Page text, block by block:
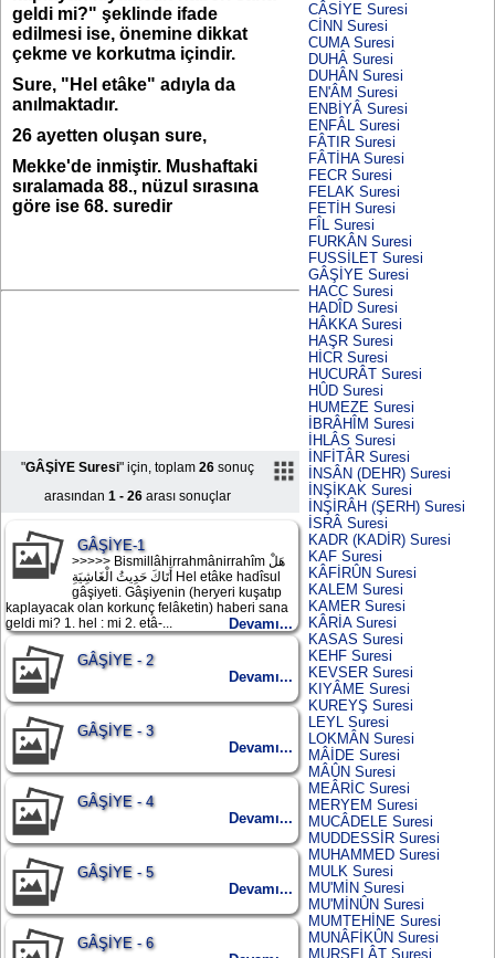
geldi mi?" şeklinde ifade
edilmesi ise, önemine dikkat
çekme ve korkutma içindir.
Sure, "Hel etâke" adıyla da
anılmaktadır.
26 ayetten oluşan sure,
Mekke'de inmiştir. Mushaftaki
sıralamada 88., nüzul sırasına
göre ise 68. suredir
"GÂŞİYE Suresi" için, toplam 26sonuç
arasından 1 - 26arası sonuçlar
GÂŞİYE-1
>>>>> Bismillâhirrahmânirrahîm هَلْ
أَتَاكَ حَدِيثُ الْغَاشِيَةِ Hel etâke hadîsul
gâşiyeti. Gâşiyenin (heryeri kuşatıp
kaplayacak olan korkunç felâketin) haberi sana
geldi mi? 1. hel : mi 2. etâ-...
Devamı...
GÂŞİYE - 2
Devamı...
GÂŞİYE - 3
Devamı...
GÂŞİYE - 4
Devamı...
GÂŞİYE - 5
Devamı...
GÂŞİYE - 6
CÂSİYE Suresi
CİNN Suresi
CUMA Suresi
DUHÂ Suresi
DUHÂN Suresi
EN'ÂM Suresi
ENBİYÂ Suresi
ENFÂL Suresi
FÂTIR Suresi
FÂTİHA Suresi
FECR Suresi
FELAK Suresi
FETİH Suresi
FÎL Suresi
FURKÂN Suresi
FUSSİLET Suresi
GÂŞİYE Suresi
HACC Suresi
HADÎD Suresi
HÂKKA Suresi
HAŞR Suresi
HİCR Suresi
HUCURÂT Suresi
HÛD Suresi
HUMEZE Suresi
İBRÂHÎM Suresi
İHLÂS Suresi
İNFİTÂR Suresi
İNSÂN (DEHR) Suresi
İNŞİKAK Suresi
İNŞİRÂH (ŞERH) Suresi
İSRÂ Suresi
KADR (KADİR) Suresi
KAF Suresi
KÂFİRÛN Suresi
KALEM Suresi
KAMER Suresi
KÂRİA Suresi
KASAS Suresi
KEHF Suresi
KEVSER Suresi
KIYÂME Suresi
KUREYŞ Suresi
LEYL Suresi
LOKMÂN Suresi
MÂİDE Suresi
MÂÛN Suresi
MEÂRİC Suresi
MERYEM Suresi
MUCÂDELE Suresi
MUDDESSİR Suresi
MUHAMMED Suresi
MULK Suresi
MU'MİN Suresi
MU'MİNÛN Suresi
MUMTEHİNE Suresi
MUNÂFİKÛN Suresi
MURSELÂT Suresi